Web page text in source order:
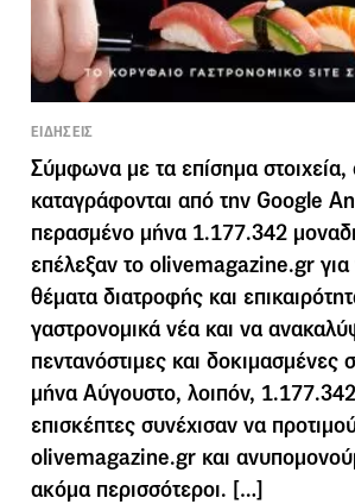
ΕΙΔΗΣΕΙΣ
Σύμφωνα με τα επίσημα
καταγράφονται από την Google
περασμένο μήνα 1.177.342
επέλεξαν το olivemagazine.gr
θέματα διατροφής και
γαστρονομικά νέα και να
πεντανόστιμες και δοκιμασμένες
μήνα Αύγουστο, λοιπόν,
επισκέπτες συνέχισαν να
olivemagazine.gr και
ακόμα περισσότεροι. […]